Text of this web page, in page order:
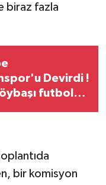
biraz fazla
Devirdi !
futbola
bir komisyon